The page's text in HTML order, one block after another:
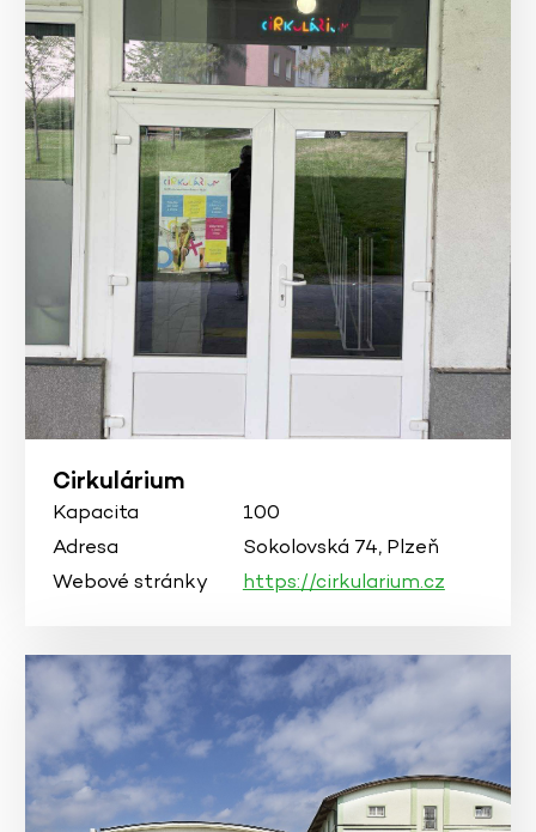
Cirkulárium
Kapacita
100
Adresa
Sokolovská 74, Plzeň
Webové stránky
https://cirkularium.cz